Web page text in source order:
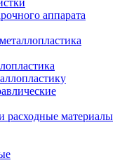
аппарата
расходные материалы